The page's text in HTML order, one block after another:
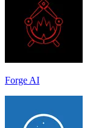
Forge AI